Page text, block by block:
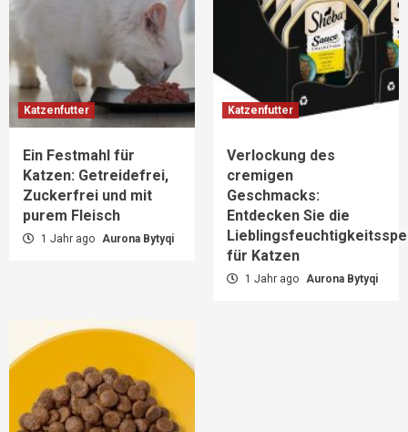
Katzenfutter
Ein Festmahl für
Katzen: Getreidefrei,
Zuckerfrei und mit
purem Fleisch
1 Jahr ago Aurona Bytyqi
Katzenfutter
Verlockung des
cremigen
Geschmacks:
Entdecken Sie die
für Katzen
1 Jahr ago Aurona Bytyqi